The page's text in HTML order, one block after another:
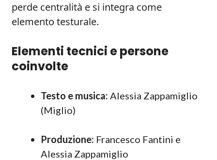
perde centralità e si integra come
elemento testurale.
Elementi tecnici e persone
coinvolte
Testo e musica: Alessia Zappamiglio
(Miglio)
Produzione: Francesco Fantini e
Alessia Zappamiglio